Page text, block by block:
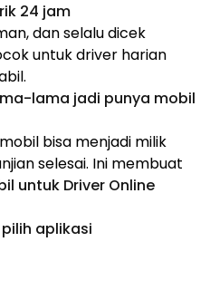
24 jam
dan selalu dicek
untuk driver harian
lama jadi punya mobil
bisa menjadi milik
selesai. Ini membuat
untuk Driver Online
aplikasi